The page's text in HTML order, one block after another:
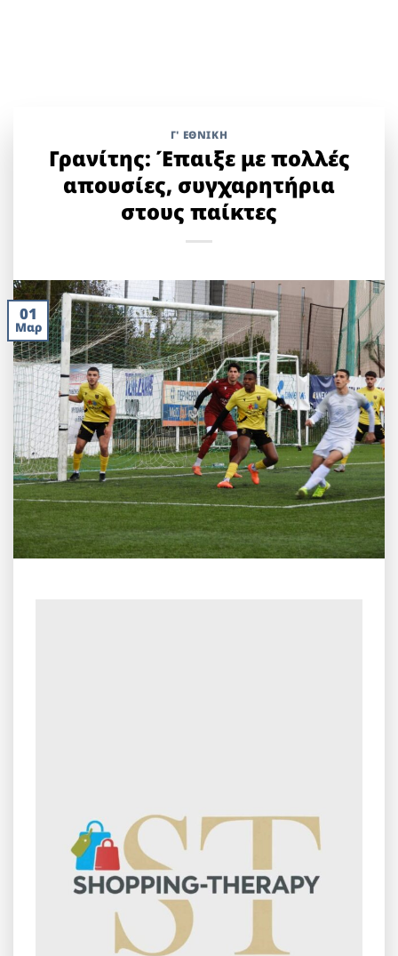
Γ' ΕΘΝΙΚΉ
Γρανίτης: Έπαιξε με πολλές
απουσίες, συγχαρητήρια
στους παίκτες
01
Μαρ